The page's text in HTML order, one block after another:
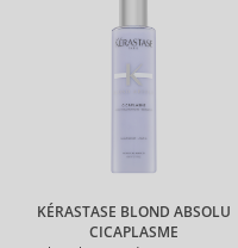
KÉRASTASE BLOND ABSOLU
CICAPLASME